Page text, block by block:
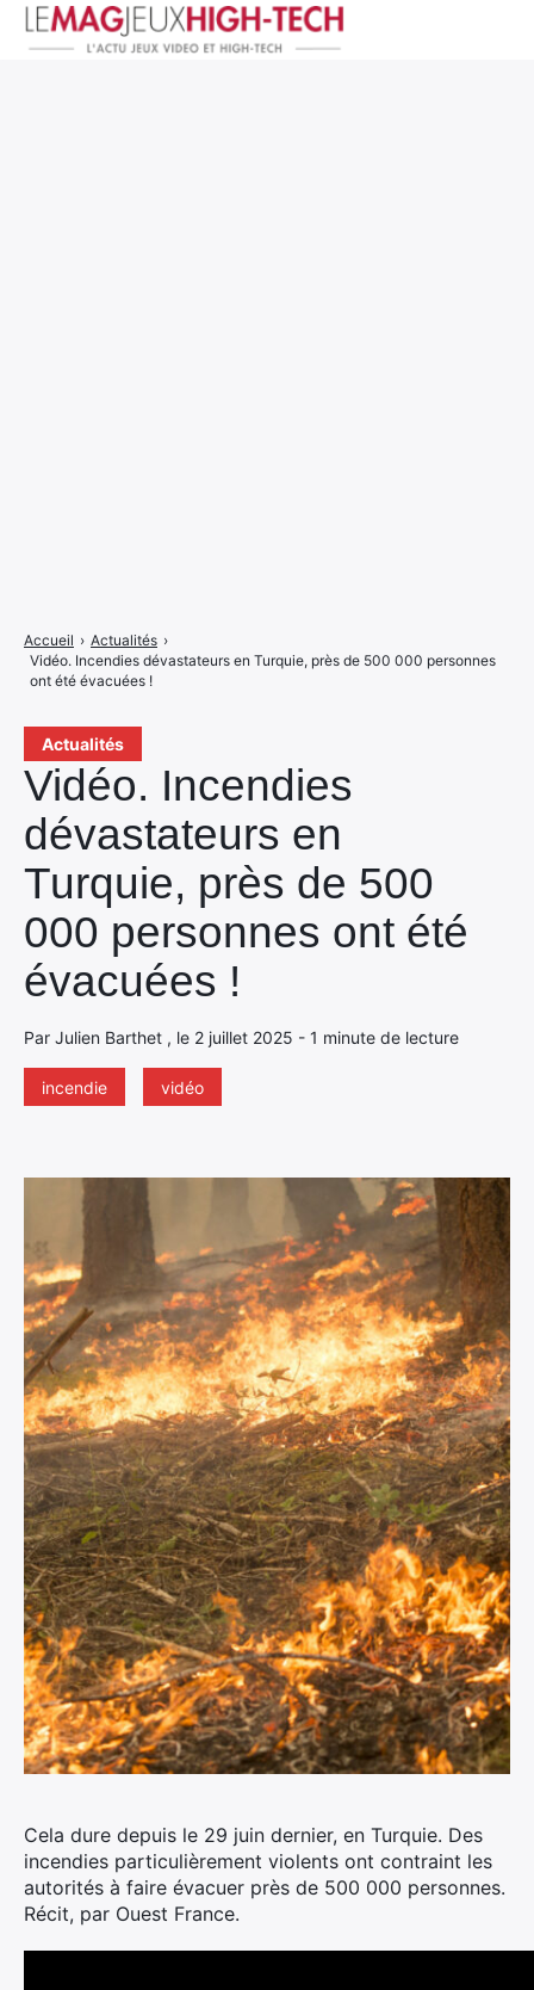
Actualités
Vidéo. Incendies
dévastateurs en
Turquie, près de 500
000 personnes ont été
évacuées !
Par Julien Barthet , le 2 juillet 2025 - 1 minute de lecture
incendie vidéo
Accueil › Actualités ›
Vidéo. Incendies dévastateurs en Turquie, près de 500 000 personnes
ont été évacuées !
Cela dure depuis le 29 juin dernier, en Turquie. Des
incendies particulièrement violents ont contraint les
autorités à faire évacuer près de 500 000 personnes.
Récit, par Ouest France.